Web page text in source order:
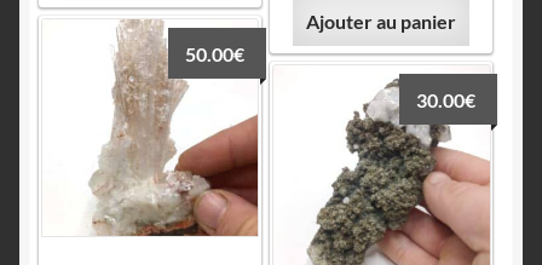
Ajouter au panier
50.00€
30.00€